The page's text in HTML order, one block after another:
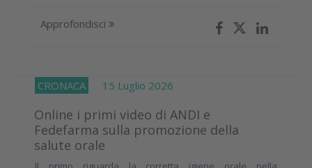
Approfondisci
CRONACA 15 Luglio 2026
Online i primi video di ANDI e
Fedefarma sulla promozione della
salute orale